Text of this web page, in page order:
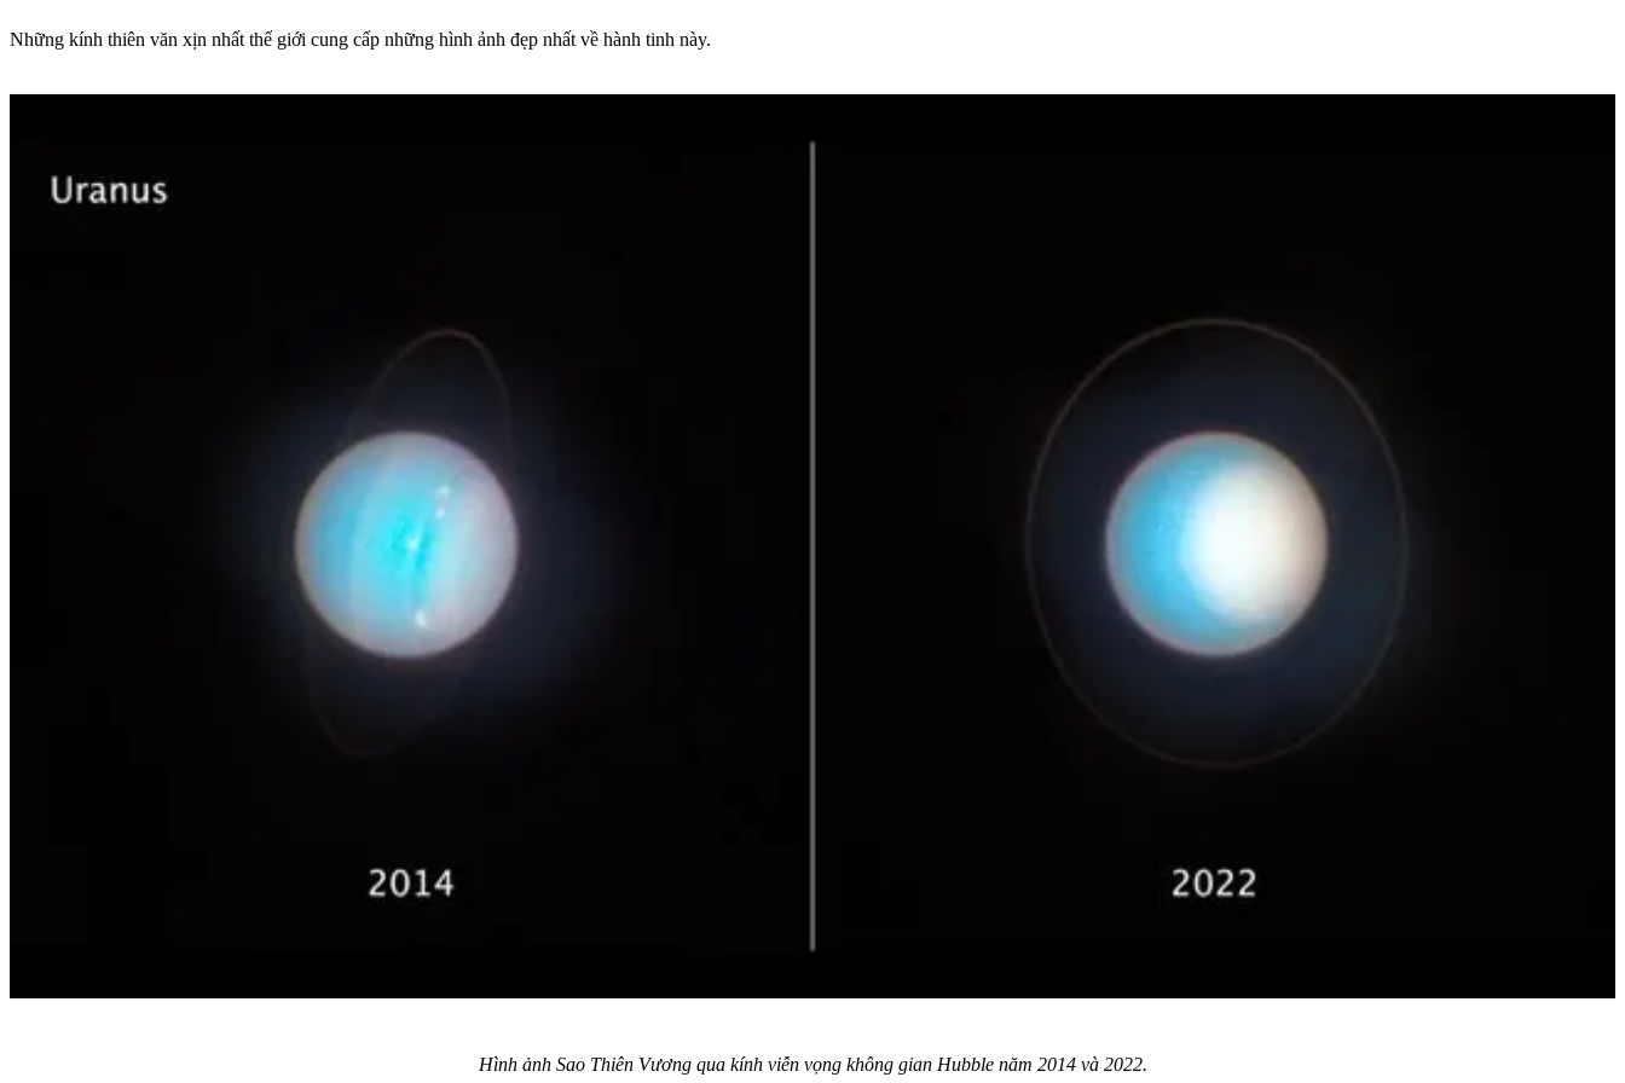
Những kính thiên văn xịn nhất thế giới cung cấp những hình ảnh đẹp nhất về hành tinh này.
Hình ảnh Sao Thiên Vương qua kính viễn vọng không gian Hubble năm 2014 và 2022.